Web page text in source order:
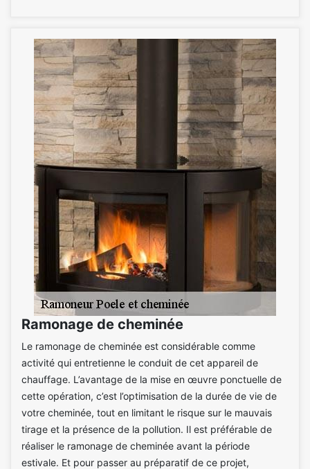
Ramonage de cheminée
Le ramonage de cheminée est considérable comme
activité qui entretienne le conduit de cet appareil de
chauffage. L’avantage de la mise en œuvre ponctuelle de
cette opération, c’est l’optimisation de la durée de vie de
votre cheminée, tout en limitant le risque sur le mauvais
tirage et la présence de la pollution. Il est préférable de
réaliser le ramonage de cheminée avant la période
estivale. Et pour passer au préparatif de ce projet,